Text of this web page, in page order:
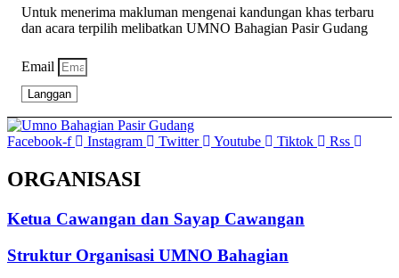
Untuk menerima makluman mengenai kandungan khas terbaru
dan acara terpilih melibatkan UMNO Bahagian Pasir Gudang
Email
Langgan
Facebook-f Instagram Twitter Youtube Tiktok Rss
ORGANISASI
Ketua Cawangan dan Sayap Cawangan
Struktur Organisasi UMNO Bahagian